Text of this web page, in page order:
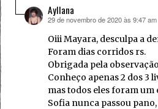
Ayllana
disse:
29 de novembro de 2020 às 9:47 am
Oiii Mayara, desculpa a
Foram dias corridos rs.
Obrigada pela
Conheço apenas 2 dos 3
mas todos eles foram
Sofia nunca passou